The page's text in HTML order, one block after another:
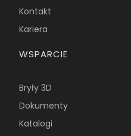
Kontakt
Kariera
WSPARCIE
Bryły 3D
Dokumenty
Katalogi